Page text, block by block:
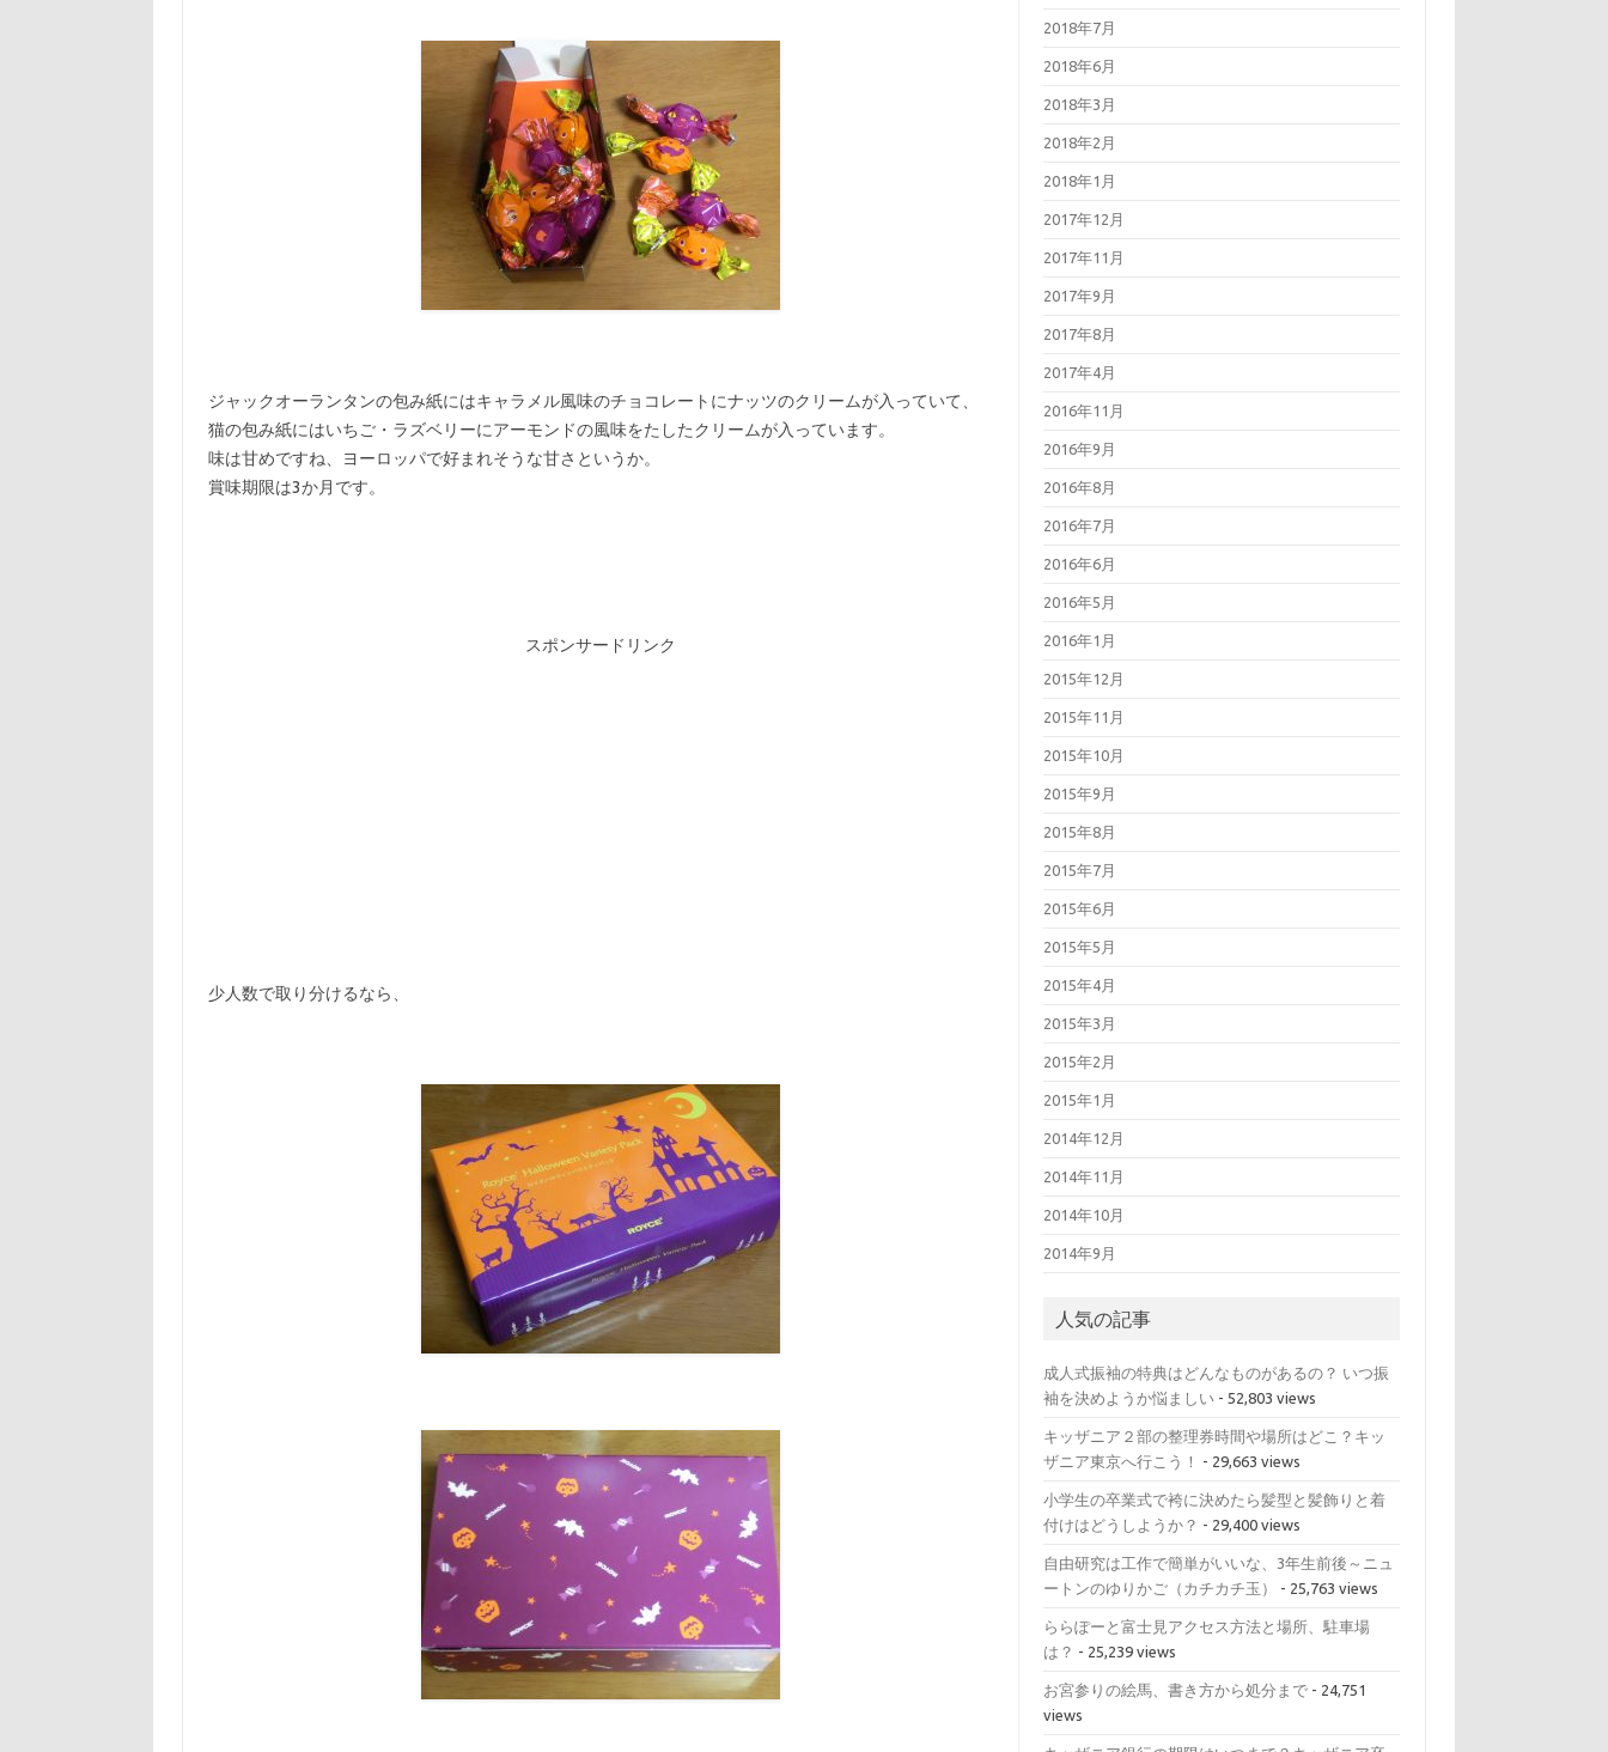
ジャックオーランタンの包み紙にはキャラメル風味のチョコレートにナッツのクリームが入っていて、
猫の包み紙にはいちご・ラズベリーにアーモンドの風味をたしたクリームが入っています。
味は甘めですね、ヨーロッパで好まれそうな甘さというか。
賞味期限は3か月です。
スポンサードリンク
少人数で取り分けるなら、
2018年7月
2018年6月
2018年3月
2018年2月
2018年1月
2017年12月
2017年11月
2017年9月
2017年8月
2017年4月
2016年11月
2016年9月
2016年8月
2016年7月
2016年6月
2016年5月
2016年1月
2015年12月
2015年11月
2015年10月
2015年9月
2015年8月
2015年7月
2015年6月
2015年5月
2015年4月
2015年3月
2015年2月
2015年1月
2014年12月
2014年11月
2014年10月
2014年9月
人気の記事
成人式振袖の特典はどんなものがあるの？ いつ振
袖を決めようか悩ましい - 52,803 views
キッザニア２部の整理券時間や場所はどこ？キッ
ザニア東京へ行こう！
- 29,663 views
小学生の卒業式で袴に決めたら髪型と髪飾りと着
付けはどうしようか？ - 29,400 views
自由研究は工作で簡単がいいな、3年生前後～ニュ
ートンのゆりかご（カチカチ玉）
- 25,763 views
ららぽーと富士見アクセス方法と場所、駐車場
は？ - 25,239 views
お宮参りの絵馬、書き方から処分まで - 24,751
views